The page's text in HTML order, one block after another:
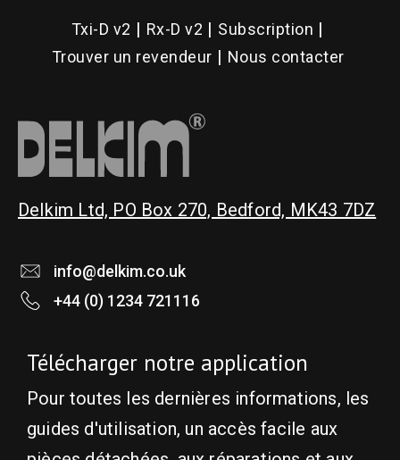
Txi-D v2 Rx-D v2
Subscription
Trouver un revendeur
Nous contacter
Delkim Ltd, PO Box 270, Bedford, MK43 7DZ
info@delkim.co.uk
+44 (0) 1234 721116
Télécharger notre application
Pour toutes les dernières informations, les
guides d'utilisation, un accès facile aux